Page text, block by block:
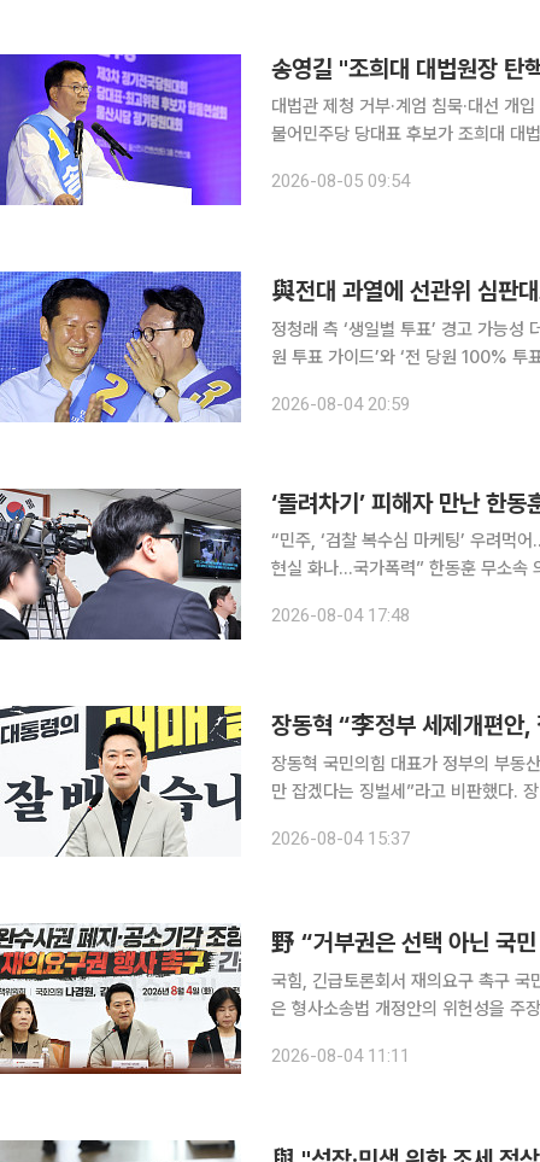
송영길 "조희대 대법원장 탄
대법관 제청 거부·계엄 침묵·대선 개
불어민주당 당대표 후보가 조희대 대
장 탄핵을 추진하겠다”고 말했다.
2026-08-05 09:54
與전대 과열에 선관위 심판
정청래 측 ‘생일별 투표’ 경고 가능성
원 투표 가이드’와 ‘전 당원 100% 투
여부와 제재 필요성 등을 논의했다.
2026-08-04 20:59
‘돌려차기’ 피해자 만난 한
“민주, ‘검찰 복수심 마케팅’ 우려먹
현실 화나…국가폭력” 한동훈 무소속
밝힌 데 대해 “대한민국 국민 모두에
2026-08-04 17:48
장동혁 “李정부 세제개편안,
장동혁 국민의힘 대표가 정부의 부동
만 잡겠다는 징벌세”라고 비판했다.
가 되자마자 국민에게 세금폭탄을 안
2026-08-04 15:37
野 “거부권은 선택 아닌 국
국힘, 긴급토론회서 재의요구 촉구 국
은 형사소송법 개정안의 위헌성을 주
재판 재개까지 요구하며 공세 수위를
2026-08-04 11:11